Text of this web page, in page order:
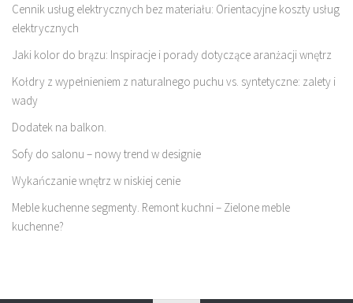
Cennik usług elektrycznych bez materiału: Orientacyjne koszty usług
elektrycznych
Jaki kolor do brązu: Inspiracje i porady dotyczące aranżacji wnętrz
Kołdry z wypełnieniem z naturalnego puchu vs. syntetyczne: zalety i
wady
Dodatek na balkon.
Sofy do salonu – nowy trend w designie
Wykańczanie wnętrz w niskiej cenie
Meble kuchenne segmenty. Remont kuchni – Zielone meble
kuchenne?